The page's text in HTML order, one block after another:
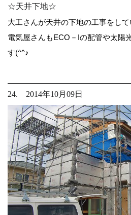
☆天井下地☆
大工さんが天井の下地の工事をして
電気屋さんもECO－Iの配管や太陽
す(^^♪
24. 2014年10月09日